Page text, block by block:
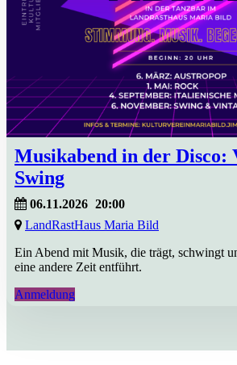
Musikabend in der Disco:
Swing
06.11.2026 20:00
LandRastHaus Maria Bild
Ein Abend mit Musik, die trägt, schwingt
eine andere Zeit entführt.
Anmeldung